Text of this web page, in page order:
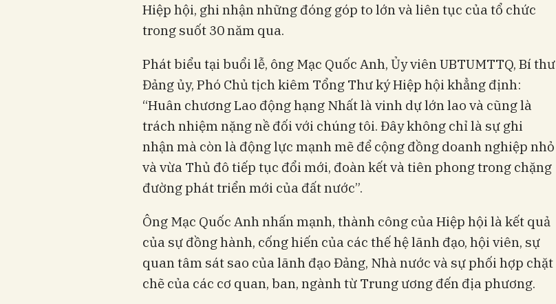
Hiệp hội, ghi nhận những đóng góp to lớn và liên tục của tổ chức
trong suốt 30 năm qua.
Phát biểu tại buổi lễ, ông Mạc Quốc Anh, Ủy viên UBTUMTTQ, Bí thư
Đảng ủy, Phó Chủ tịch kiêm Tổng Thư ký Hiệp hội khẳng định:
“Huân chương Lao động hạng Nhất là vinh dự lớn lao và cũng là
trách nhiệm nặng nề đối với chúng tôi. Đây không chỉ là sự ghi
nhận mà còn là động lực mạnh mẽ để cộng đồng doanh nghiệp nhỏ
và vừa Thủ đô tiếp tục đổi mới, đoàn kết và tiên phong trong chặng
đường phát triển mới của đất nước”.
Ông Mạc Quốc Anh nhấn mạnh, thành công của Hiệp hội là kết quả
của sự đồng hành, cống hiến của các thế hệ lãnh đạo, hội viên, sự
quan tâm sát sao của lãnh đạo Đảng, Nhà nước và sự phối hợp chặt
chẽ của các cơ quan, ban, ngành từ Trung ương đến địa phương.